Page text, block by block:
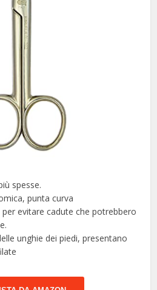
spesse.
punta curva
evitare cadute che potrebbero
unghie dei piedi, presentano